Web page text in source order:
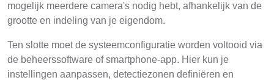
mogelijk meerdere camera's nodig hebt, afhankelijk van de
grootte en indeling van je eigendom.
Ten slotte moet de systeemconfiguratie worden voltooid via
de beheerssoftware of smartphone-app. Hier kun je
instellingen aanpassen, detectiezonen definiëren en